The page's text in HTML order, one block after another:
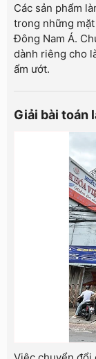
Các sản phẩm
trong những
Đông Nam Á.
dành riêng cho
ẩm ướt.
Giải bài toán